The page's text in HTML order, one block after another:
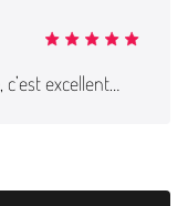
excellent…